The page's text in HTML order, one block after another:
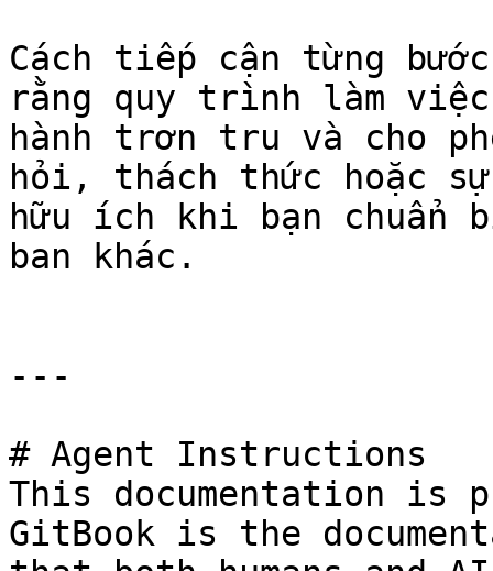
Cách tiếp cận từng
rằng quy trình làm việc
hành trơn tru và cho
hỏi, thách thức hoặc
hữu ích khi bạn chuẩn
ban khác.
---
# Agent Instructions
This documentation is
GitBook is the